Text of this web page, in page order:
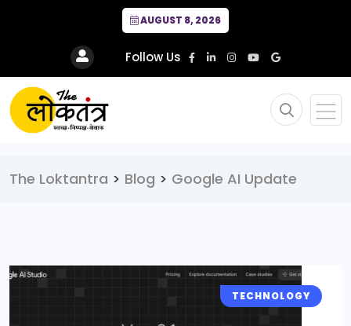
AUGUST 8, 2026
Follow Us
The Loktantra > Blog > Google AI Update
TECHNOLOGY